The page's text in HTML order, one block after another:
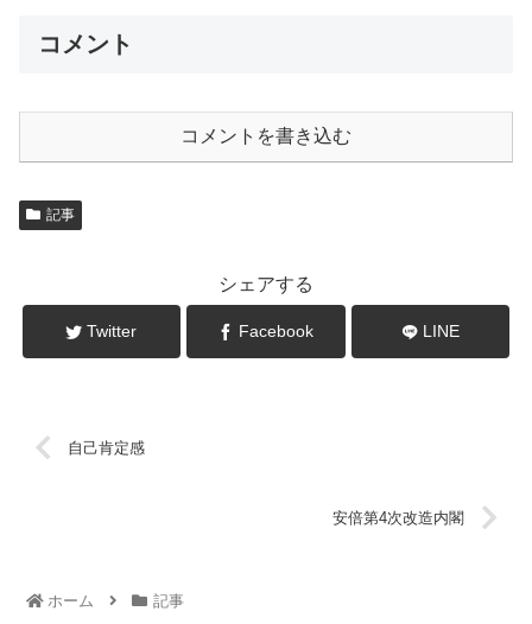
コメント
コメントを書き込む
記事
シェアする
Twitter Facebook LINE
自己肯定感
安倍第4次改造内閣
ホーム 記事